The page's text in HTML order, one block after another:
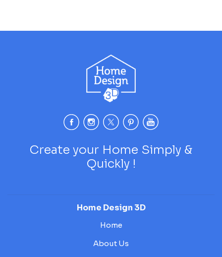
Create your Home Simply &
Quickly !
Home Design 3D
Home
About Us